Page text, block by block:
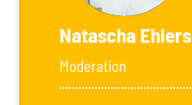
Natascha Ehlers
Moderation